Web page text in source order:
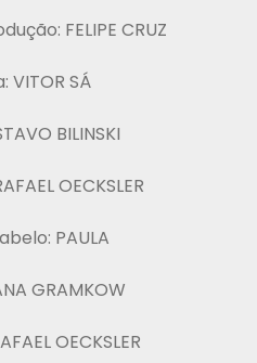
FELIPE CRUZ
VITOR SÁ
BILINSKI
OECKSLER
PAULA
GRAMKOW
OECKSLER